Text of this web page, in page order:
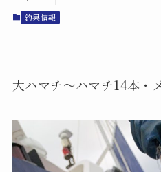
釣果情報
大ハマチ〜ハマチ14本・